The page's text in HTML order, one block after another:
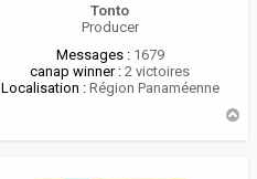
Tonto
Producer
Messages : 1679
canap winner : 2 victoires
Localisation :Région Panaméenne